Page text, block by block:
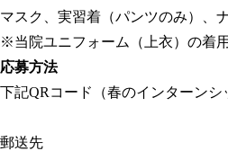
マスク、実習着（パンツのみ）、
※当院ユニフォーム（上衣）の着
応募方法
下記QRコード（春のインターンシ
郵送先